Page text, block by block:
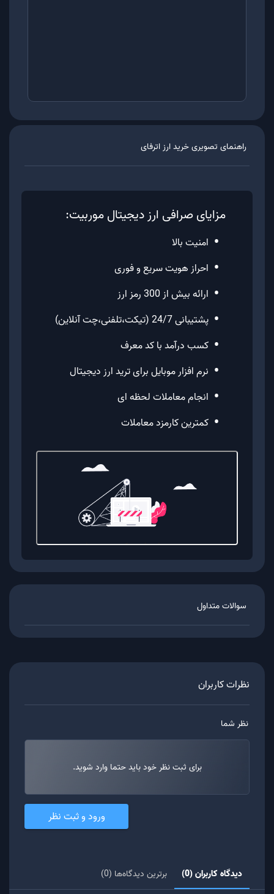
راهنمای تصویری خرید ارزاترفای
مزایای صرافی ارز دیجیتال موربیت:
• امنیت بالا
• احراز هویت سریع و فوری
• ارائه بیش از 300 رمز ارز
• پشتیبانی 24/7 (تیکت،تلفنی،چت آنلاین)
• کسب درآمد با کد معرف
• نرم افزار موبایل برای ترید ارز دیجیتال
• انجام معاملات لحظه ای
• کمترین کارمزد معاملات
سوالات متداول
نظرات کاربران
نظر شما
برای ثبت نظر خود باید حتما وارد شوید.
ورود و ثبت نظر
دیدگاه کاربران (0) برترین دیدگاه‌ها (0)